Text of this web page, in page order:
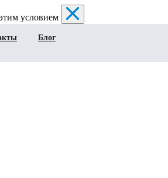
условием
Блог